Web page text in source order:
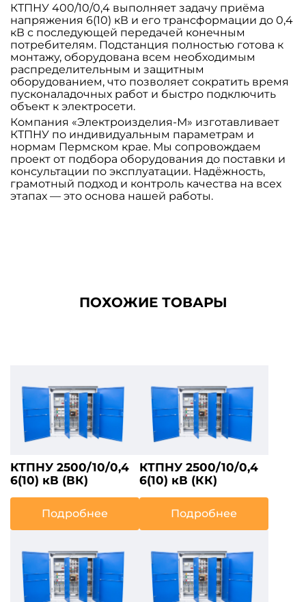
КТПНУ 400/10/0,4 выполняет задачу приёма
напряжения 6(10) кВ и его трансформации до 0,4
кВ с последующей передачей конечным
потребителям. Подстанция полностью готова к
монтажу, оборудована всем необходимым
распределительным и защитным
оборудованием, что позволяет сократить время
пусконаладочных работ и быстро подключить
объект к электросети.
Компания «Электроизделия-М» изготавливает
КТПНУ по индивидуальным параметрам и
нормам Пермском крае. Мы сопровождаем
проект от подбора оборудования до поставки и
консультации по эксплуатации. Надёжность,
грамотный подход и контроль качества на всех
этапах — это основа нашей работы.
ПОХОЖИЕ ТОВАРЫ
КТПНУ 2500/10/0,4
6(10) кВ (ВК)
Подробнее
КТПНУ 2500/10/0,4
6(10) кВ (КК)
Подробнее